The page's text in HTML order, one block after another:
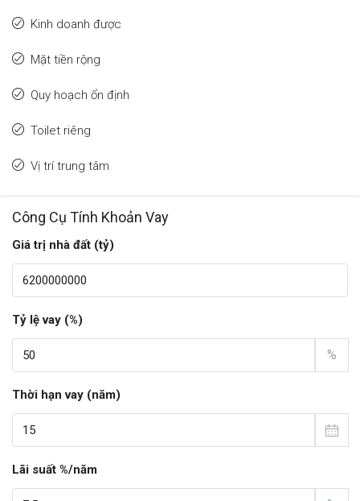
Kinh doanh được
Mặt tiền rộng
Quy hoạch ổn định
Toilet riêng
Vị trí trung tâm
Công Cụ Tính Khoản Vay
Giá trị nhà đất (tỷ)
Tỷ lệ vay (%)
%
Thời hạn vay (năm)
Lãi suất %/năm